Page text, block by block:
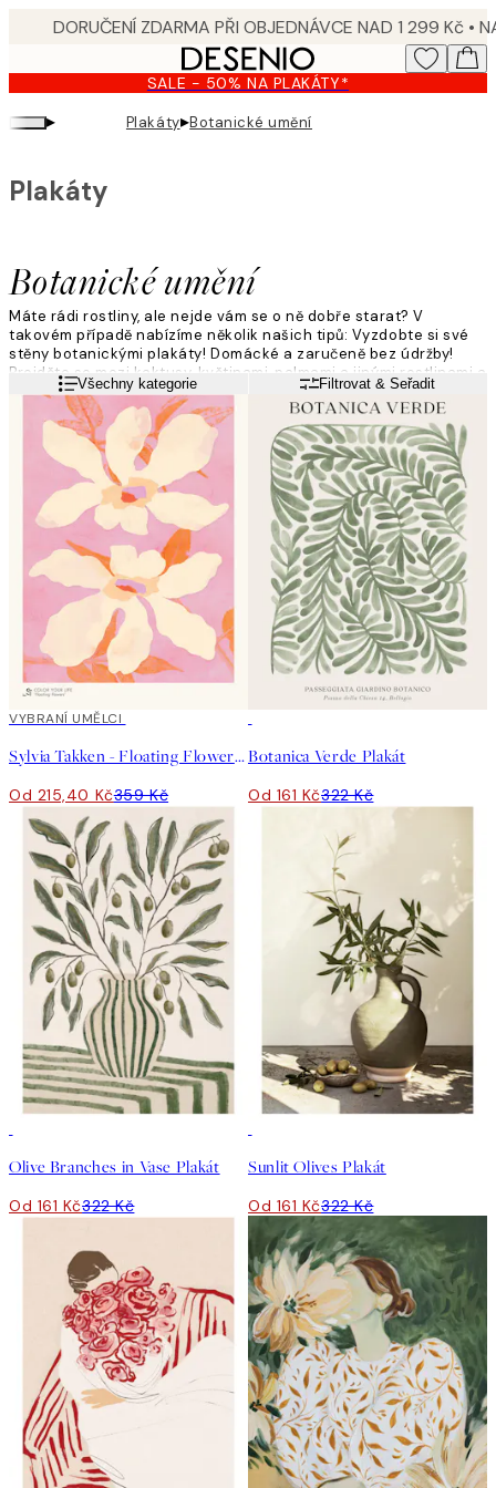
content.
SALE - 50% NA PLAKÁTY*
▸ Plakáty▸Botanické umění
Botanické umění
Plakáty
Máte rádi rostliny, ale nejde vám se o ně dobře starat? V
takovém případě nabízíme několik našich tipů: Vyzdobte si své
stěny botanickými plakáty! Domácké a zaručeně bez údržby!
Projděte se mezi kaktusy, květinami, palmami a jinými rostlinami a
vytvořte si vlastní zelený prostor.
Přečtěte si víceVšechny kategorie Filtrovat & Seřadit
40%*
VYBRANÍ UMĚLCI
Sylvia Takken - Floating Flowers Plakát
Od 215,40 Kč359 Kč
Botanica Verde Plakát
Od 161 Kč322 Kč
Olive Branches in Vase Plakát
Od 161 Kč322 Kč
Sunlit Olives Plakát
Od 161 Kč322 Kč